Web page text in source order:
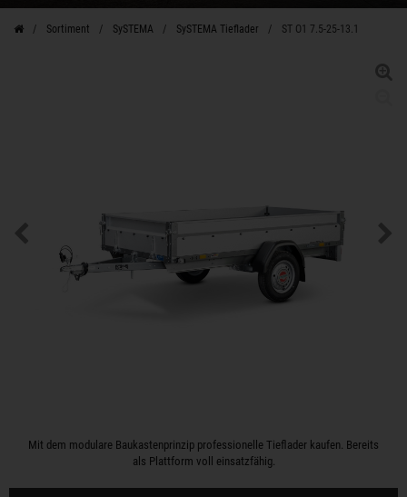
Sortiment SySTEMA SySTEMA Tieflader ST O1 7.5-25-13.1
Mit dem modulare Baukastenprinzip professionelle Tieflader kaufen. Bereits
als Plattform voll einsatzfähig.